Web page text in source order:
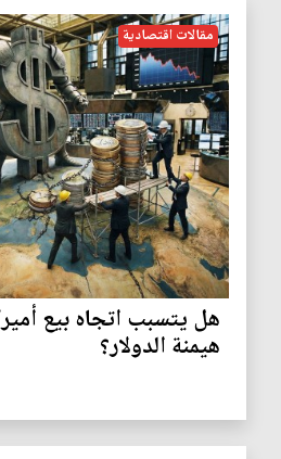
مقالات اقتصادية
هل يتسبب اتجاه بيع
هيمنة الدولار؟